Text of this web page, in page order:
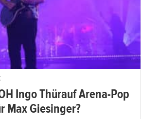
Ingo Thürauf Arena-Pop
Max Giesinger?